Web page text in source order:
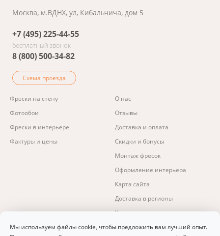
Москва, м.ВДНХ, ул, Кибальчича, дом 5
+7 (495) 225-44-55
бесплатный звонок
8 (800) 500-34-82
Схема проезда
Фрески на стену
Фотообои
Фрески в интерьере
Фактуры и цены
О нас
Отзывы
Доставка и оплата
Скидки и бонусы
Монтаж фресок
Оформление интерьера
Карта сайта
Доставка в регионы
Контакты
Изготовление фресок и фотообоев.
Мы используем файлы cookie, чтобы предложить вам лучший опыт.